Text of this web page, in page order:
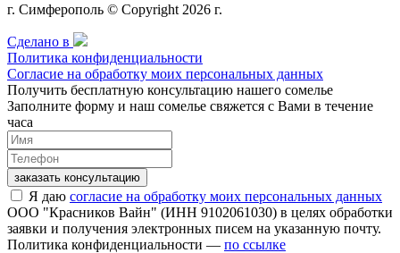
г. Симферополь © Copyright 2026 г.
Сделано в
Политика конфиденциальности
Согласие на обработку моих персональных данных
Получить бесплатную консультацию нашего сомелье
Заполните форму и наш сомелье свяжется с Вами в течение
часа
заказать консультацию
Я даю согласие на обработку моих персональных данных
ООО "Красников Вайн" (ИНН 9102061030) в целях обработки
заявки и получения электронных писем на указанную почту.
Политика конфиденциальности — по ссылке